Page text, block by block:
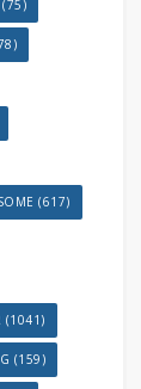
(75)
(617)
(1041)
(159)